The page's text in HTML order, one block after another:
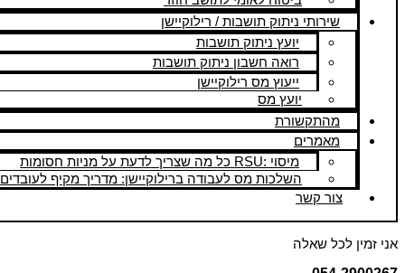
שירותי ניתוק תושבות / רילוקיישן
יועץ ניתוק תושבות
רואה חשבון ניתוק תושבות
ייעוץ מס רילוקיישן
יועץ מס
מהתקשורת
מאמרים
מיסוי :RSU כל מה שצריך לדעת על מניות חסומות
השלכות מס לעבודה ברילוקיישן: מדריך מקיף
צור קשר
אני זמין לכל שאלה